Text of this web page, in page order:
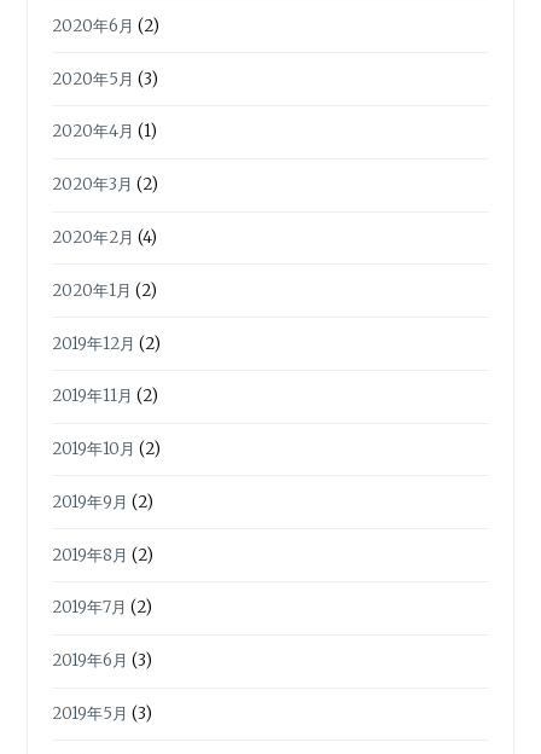
2020年6月 (2)
2020年5月 (3)
2020年4月 (1)
2020年3月 (2)
2020年2月 (4)
2020年1月 (2)
2019年12月 (2)
2019年11月 (2)
2019年10月 (2)
2019年9月 (2)
2019年8月 (2)
2019年7月 (2)
2019年6月 (3)
2019年5月 (3)